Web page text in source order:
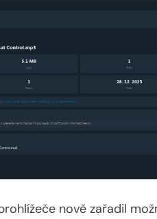
nově zařadil